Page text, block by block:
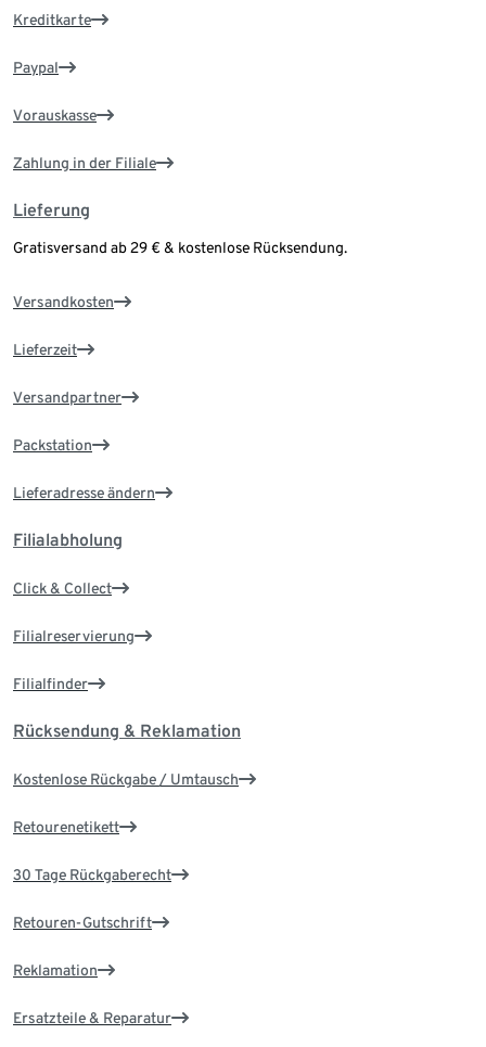
Kreditkarte
Paypal
Vorauskasse
Zahlung in der Filiale
Lieferung
Gratisversand ab 29 € & kostenlose Rücksendung.
Versandkosten
Lieferzeit
Versandpartner
Packstation
Lieferadresse ändern
Filialabholung
Click & Collect
Filialreservierung
Filialfinder
Rücksendung & Reklamation
Kostenlose Rückgabe / Umtausch
Retourenetikett
30 Tage Rückgaberecht
Retouren-Gutschrift
Reklamation
Ersatzteile & Reparatur